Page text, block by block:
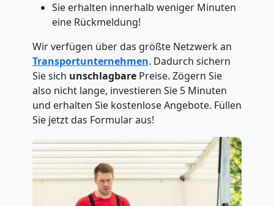
Sie erhalten innerhalb weniger Minuten
eine Rückmeldung!
Wir verfügen über das größte Netzwerk an
Transportunternehmen. Dadurch sichern
Sie sich unschlagbare Preise. Zögern Sie
also nicht lange, investieren Sie 5 Minuten
und erhalten Sie kostenlose Angebote. Füllen
Sie jetzt das Formular aus!